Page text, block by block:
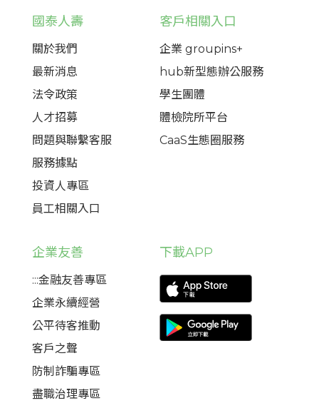
國泰人壽
關於我們
最新消息
法令政策
人才招募
問題與聯繫客服
服務據點
投資人專區
員工相關入口
客戶相關入口
企業 groupins+
hub新型態辦公服務
學生團體
體檢院所平台
CaaS生態圈服務
企業友善
:::金融友善專區
企業永續經營
公平待客推動
客戶之聲
防制詐騙專區
盡職治理專區
下載APP